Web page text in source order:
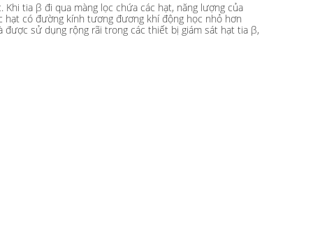
tia β đi qua màng lọc chứa các hạt, năng lượng của
hạt có đường kính tương đương khí động học nhỏ hơn
được sử dụng rộng rãi trong các thiết bị giám sát hạt tia β,